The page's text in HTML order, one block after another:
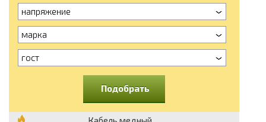
напряжение
марка
гост
Подобрать